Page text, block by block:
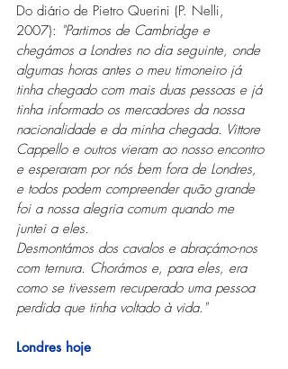
Do diário de Pietro Querini (P. Nelli,
2007): "Partimos de Cambridge e
chegámos a Londres no dia seguinte, onde
algumas horas antes o meu timoneiro já
tinha chegado com mais duas pessoas e já
tinha informado os mercadores da nossa
nacionalidade e da minha chegada. Vittore
Cappello e outros vieram ao nosso encontro
e esperaram por nós bem fora de Londres,
e todos podem compreender quão grande
foi a nossa alegria comum quando me
juntei a eles.
Desmontámos dos cavalos e abraçámo-nos
com ternura. Chorámos e, para eles, era
como se tivessem recuperado uma pessoa
perdida que tinha voltado à vida."
Londres hoje